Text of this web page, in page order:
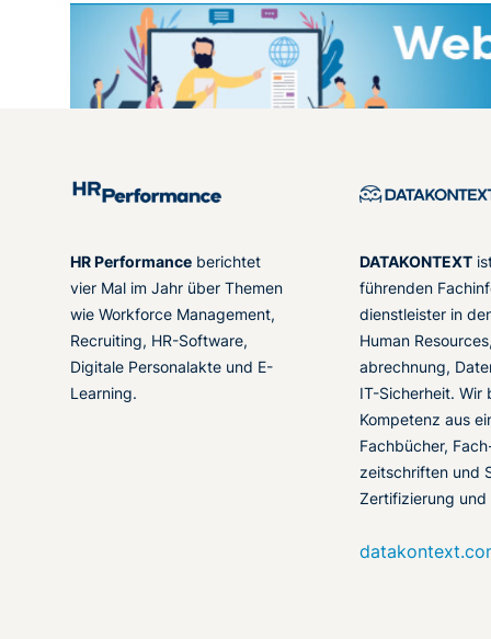
HR Performance berichtet
vier Mal im Jahr über Themen
wie Workforce Management,
Recruiting, HR-Software,
Digitale Personalakte und E-
Learning.
DATAKONTEXT
führenden
dienstleister in
Human
abrechnung,
IT-Sicherheit. Wir
Kompetenz aus
Fachbücher,
zeitschriften und
Zertifizierung und